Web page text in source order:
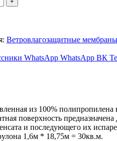
Ветровлагозащитные мембраны
WhatsApp WhatsApp ВК
из 100% полипропилена
поверхность предназначена
и последующего их
1,6м * 18,75м = 30кв.м.